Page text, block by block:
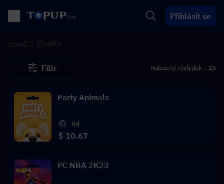
Přihlásit se
Filtr Nalezený výsledek ：15
Party Animals
Od
$ 10.67
PC NBA 2K23